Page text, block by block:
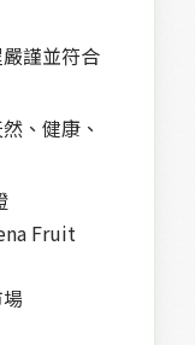
謹並符合
、健康、
Fruit